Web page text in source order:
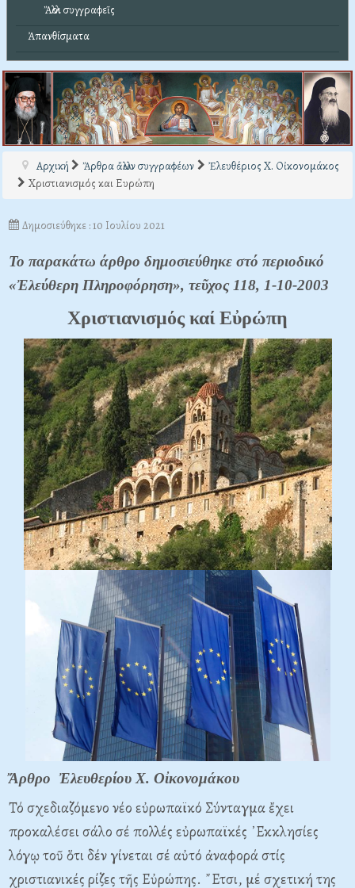
Ἄλλοι συγγραφεῖς
Ἀπανθίσματα
Αρχική Ἄρθρα ἄλλων συγγραφέων
Ἐλευθέριος Χ. Οἰκονομάκος
Χριστιανισμός και Ευρώπη
Δημοσιεύθηκε : 10 Ιουλίου 2021
Το παρακάτω άρθρο δημοσιεύθηκε στό περιοδικό
«Ἐλεύθερη Πληροφόρηση», τεῦχος 118, 1-10-2003
Χριστιανισμός καί Εὐρώπη
Ἄρθρο Ἐλευθερίου Χ. Οἰκονομάκου
Τό σχεδιαζόμενο νέο εὐρωπαϊκό Σύνταγμα ἔχει
προκαλέσει σάλο σέ πολλές εὐρωπαϊκές ᾿Εκκλησίες
λόγῳ τοῦ ὅτι δέν γίνεται σέ αὐτό ἀναφορά στίς
χριστιανικές ρίζες τῆς Εὐρώπης. ῎Ετσι, μέ σχετική της